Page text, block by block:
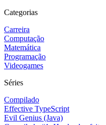
Categorias
Carreira
Computação
Matemática
Programação
Videogames
Séries
Compilado
Effective TypeScript
Evil Genius (Java)